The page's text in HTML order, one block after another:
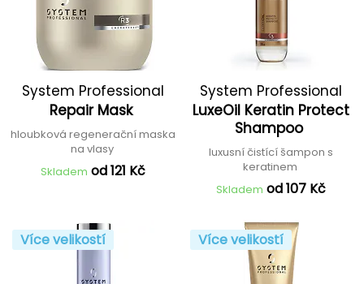
System Professional
Repair Mask
hloubková regenerační maska
na vlasy
Skladem od 121 Kč
System Professional
LuxeOil Keratin Protect
Shampoo
luxusní čistící šampon s
keratinem
Skladem od 107 Kč
Více velikostí Více velikostí